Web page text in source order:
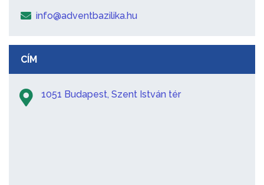
info@adventbazilika.hu
CÍM
1051 Budapest, Szent István tér